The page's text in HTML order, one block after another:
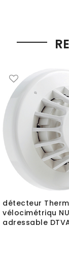
détecteur
vélocimétriqu
adressable